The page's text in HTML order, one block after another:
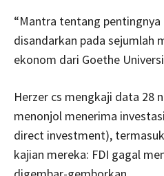
“Mantra tentang pentingnya
disandarkan pada sejumlah
ekonom dari Goethe
Herzer cs mengkaji data 28
menonjol menerima
direct investment),
kajian mereka: FDI gagal